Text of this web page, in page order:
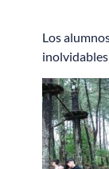
Los